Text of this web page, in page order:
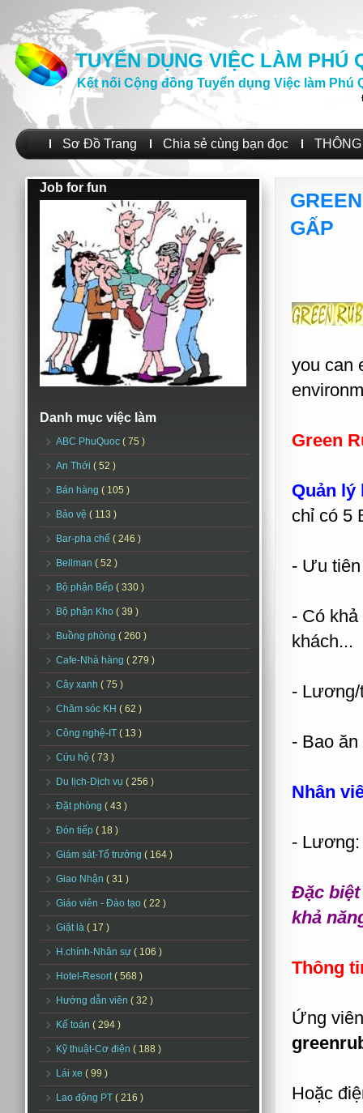
TUYỂN DỤNG VIỆC LÀM PHÚ
Kết nối Cộng đồng Tuyển dụng Việc làm Phú
Sơ Đồ Trang Chia sẻ cùng bạn đọc
Job for fun
Danh mục việc làm
ABC PhuQuoc ( 75 )
An Thới ( 52 )
Bán hàng ( 105 )
Bảo vệ ( 113 )
Bar-pha chế ( 246 )
Bellman ( 52 )
Bộ phận Bếp ( 330 )
Bộ phận Kho ( 39 )
Buồng phòng ( 260 )
Cafe-Nhà hàng ( 279 )
Cây xanh ( 75 )
Chăm sóc KH ( 62 )
Công nghệ-IT ( 13 )
Cứu hộ ( 73 )
Du lịch-Dịch vụ ( 256 )
Đặt phòng ( 43 )
Đón tiếp ( 18 )
Giám sát-Tổ trưởng ( 164 )
Giao Nhận ( 31 )
Giáo viên - Đào tạo ( 22 )
Giặt là ( 17 )
H.chính-Nhân sự ( 106 )
Hotel-Resort( 568 )
Hướng dẫn viên ( 32 )
Kế toán ( 294 )
Kỹ thuật-Cơ điện ( 188 )
Lái xe ( 99 )
Lao động PT ( 216 )
GẤP
you can
Green
Quản lý
chỉ có 5
- Ưu
- Có
khách...
- Lương/
- Bao ăn
Nhân
- Lương:
Đặc
khả
Thông
Ứng
Hoặc